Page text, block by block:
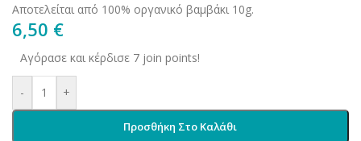
Αποτελείται από 100% οργανικό βαμβάκι 10g.
6,50 €
Αγόρασε και κέρδισε 7 join points!
- +
Προσθήκη Στο Καλάθι